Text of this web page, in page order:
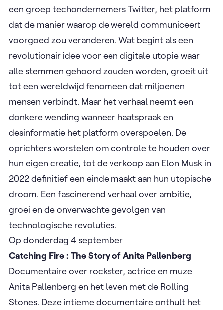
om de beste en scherpste internationale
documentaires. Dat is dit najaar niet anders. Deze
titels zijn zeker niet te missen!
Twitter : Breaking the bird
Het verhaal achter de schermen van Twitter, van de
ambitieuze oprichters tot de onverwachte
wendingen die hun creatie nam. In 2006 creëerde
een groep techondernemers Twitter, het platform
dat de manier waarop de wereld communiceert
voorgoed zou veranderen. Wat begint als een
revolutionair idee voor een digitale utopie waar
alle stemmen gehoord zouden worden, groeit uit
tot een wereldwijd fenomeen dat miljoenen
mensen verbindt. Maar het verhaal neemt een
donkere wending wanneer haatspraak en
desinformatie het platform overspoelen. De
oprichters worstelen om controle te houden over
hun eigen creatie, tot de verkoop aan Elon Musk in
2022 definitief een einde maakt aan hun utopische
droom. Een fascinerend verhaal over ambitie,